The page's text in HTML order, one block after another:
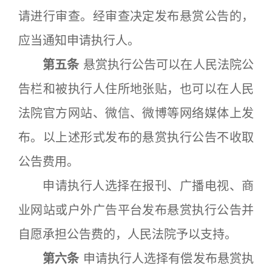
请进行审查。经审查决定发布悬赏公告的，
应当通知申请执行人。
第五条 悬赏执行公告可以在人民法院公
告栏和被执行人住所地张贴，也可以在人民
法院官方网站、微信、微博等网络媒体上发
布。以上述形式发布的悬赏执行公告不收取
公告费用。
申请执行人选择在报刊、广播电视、商
业网站或户外广告平台发布悬赏执行公告并
自愿承担公告费的，人民法院予以支持。
第六条 申请执行人选择有偿发布悬赏执